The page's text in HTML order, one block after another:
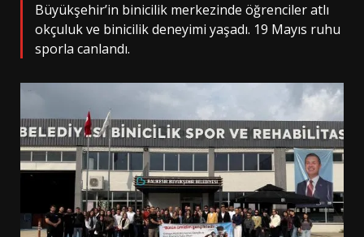
Büyükşehir’in binicilik merkezinde öğrenciler atlı
okçuluk ve binicilik deneyimi yaşadı. 19 Mayıs ruhu
sporla canlandı.